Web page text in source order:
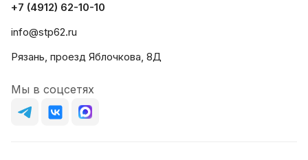
+7 (4912) 62-10-10
info@stp62.ru
Рязань, проезд Яблочкова, 8Д
Мы в соцсетях